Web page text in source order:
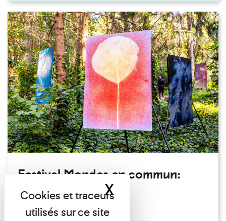
Festival Mondes en commun:
visite guidée
Festival
XMasquer le